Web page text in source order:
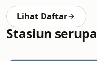
Lihat Daftar
Stasiun serupa